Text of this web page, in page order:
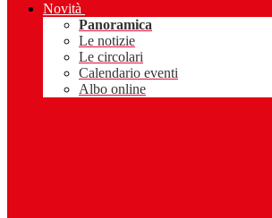
Novità
Panoramica
Le notizie
Le circolari
Calendario eventi
Albo online